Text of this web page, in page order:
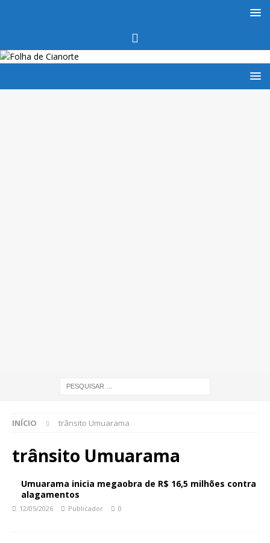
INÍCIO trânsito Umuarama
trânsito Umuarama
Umuarama inicia megaobra de R$ 16,5 milhões contra
alagamentos
12/05/2026 Publicador 0